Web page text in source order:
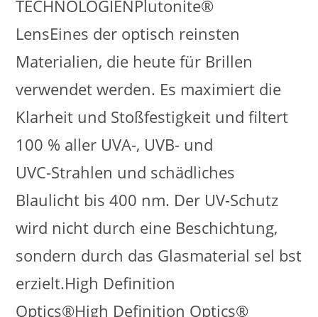
TECHNOLOGIENPlutonite®
LensEines der optisch reinsten
Materialien, die heute für Brillen
verwendet werden. Es maximiert die
Klarheit und Stoßfestigkeit und filtert
100 % aller UVA-, UVB- und
UVC-Strahlen und schädliches
Blaulicht bis 400 nm. Der UV-Schutz
wird nicht durch eine Beschichtung,
sondern durch das Glasmaterial sel bst
erzielt.High Definition
Optics®High Definition Optics®